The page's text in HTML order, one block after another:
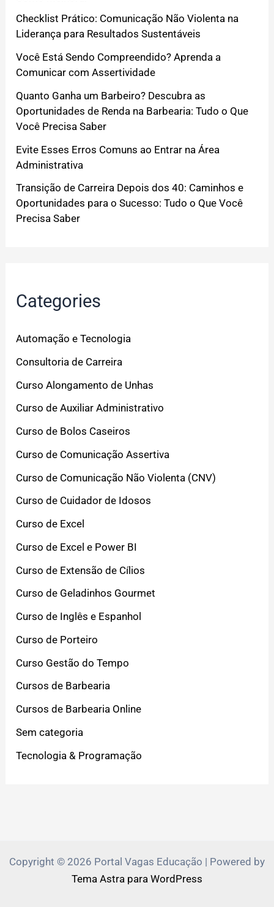
Checklist Prático: Comunicação Não Violenta na
Liderança para Resultados Sustentáveis
Você Está Sendo Compreendido? Aprenda a
Comunicar com Assertividade
Quanto Ganha um Barbeiro? Descubra as
Oportunidades de Renda na Barbearia: Tudo o Que
Você Precisa Saber
Evite Esses Erros Comuns ao Entrar na Área
Administrativa
Transição de Carreira Depois dos 40: Caminhos e
Oportunidades para o Sucesso: Tudo o Que Você
Precisa Saber
Categories
Automação e Tecnologia
Consultoria de Carreira
Curso Alongamento de Unhas
Curso de Auxiliar Administrativo
Curso de Bolos Caseiros
Curso de Comunicação Assertiva
Curso de Comunicação Não Violenta (CNV)
Curso de Cuidador de Idosos
Curso de Excel
Curso de Excel e Power BI
Curso de Extensão de Cílios
Curso de Geladinhos Gourmet
Curso de Inglês e Espanhol
Curso de Porteiro
Curso Gestão do Tempo
Cursos de Barbearia
Cursos de Barbearia Online
Sem categoria
Tecnologia & Programação
Copyright © 2026 Portal Vagas Educação | Powered by
Tema Astra para WordPress